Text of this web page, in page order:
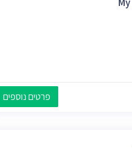
פרטים נוספים